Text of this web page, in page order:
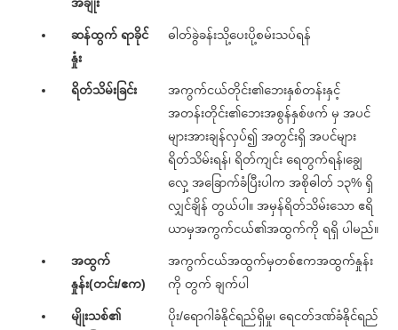
ဆန်ထွက် ရာခိုင်
နှုံး
ဓါတ်ခွဲခန်းသို့ပေးပို့စမ်းသပ်ရန်
ရိတ်သိမ်းခြင်း
အကွက်ငယ်တိုင်း၏ဘေးနှစ်တန်းနှင့်
အတန်းတိုင်း၏ဘေးအစွန်နှစ်ဖက် မှ အပင်
များအားချန်လှပ်၍ အတွင်းရှိ အပင်များ
ရိတ်သိမ်းရန်၊ ရိတ်ကျင်း ရေတွက်ရန်၊ချွေ
လှေ့ အခြောက်ခံပြီးပါက အစိုဓါတ် ၁၃% ရှိ
လျှင်ချိန် တွယ်ပါ။ အမှန်ရိတ်သိမ်းသော ဧရိ
ယာမှအကွက်ငယ်၏အထွက်ကို ရရှိ ပါမည်။
အထွက်
နှုန်း(တင်း/ဧက)
အကွက်ငယ်အထွက်မှတစ်ဧကအထွက်နှုန်း
ကို တွက် ချက်ပါ
မျိုးသစ်၏
ပိုး/ရောဂါခံနိုင်ရည်ရှိမှု၊ ရေငတ်ဒဏ်ခံနိုင်ရည်